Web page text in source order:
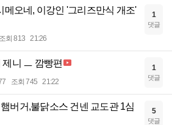
메오네, 이강인 '그리즈만식 개조'
조회 813 21:26
1
댓글
제니 ㅡ 깜빵편
조회 745 21:22
1
댓글
버거,불닭소스 건넨 교도관 1심
5
댓글